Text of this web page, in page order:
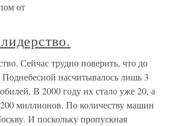
от
Сейчас трудно поверить, что до
насчитывалось лишь 3
В 2000 году их стало уже 20, а
200 миллионов. По количеству машин
И поскольку пропускная